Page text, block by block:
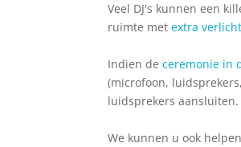
Veel DJ's kunnen een
ruimte metextra
Indien deceremonie in
(microfoon,
luidsprekers
We kunnen u ook